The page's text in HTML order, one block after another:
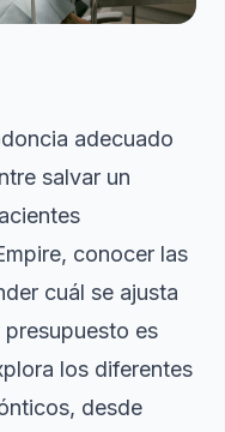
adecuado
salvar un
conocer las
cuál se ajusta
es
los diferentes
desde